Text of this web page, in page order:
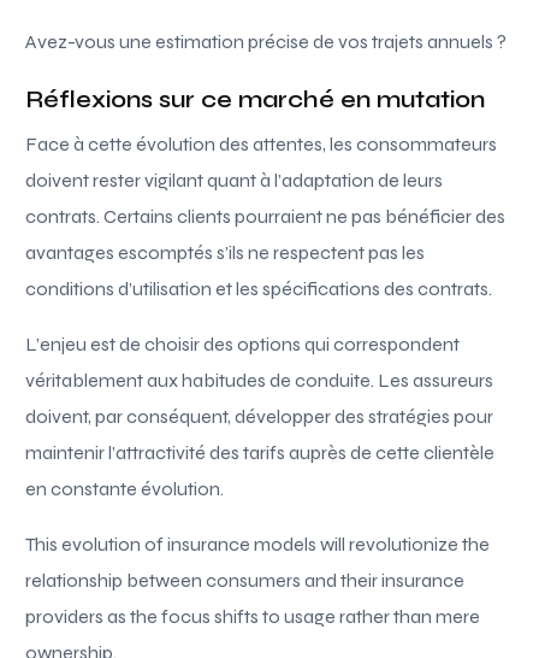
Avez-vous une estimation précise de vos trajets annuels ?
Réflexions sur ce marché en mutation
Face à cette évolution des attentes, les consommateurs
doivent rester vigilant quant à l’adaptation de leurs
contrats. Certains clients pourraient ne pas bénéficier des
avantages escomptés s’ils ne respectent pas les
conditions d’utilisation et les spécifications des contrats.
L’enjeu est de choisir des options qui correspondent
véritablement aux habitudes de conduite. Les assureurs
doivent, par conséquent, développer des stratégies pour
maintenir l’attractivité des tarifs auprès de cette clientèle
en constante évolution.
This evolution of insurance models will revolutionize the
relationship between consumers and their insurance
providers as the focus shifts to usage rather than mere
ownership.